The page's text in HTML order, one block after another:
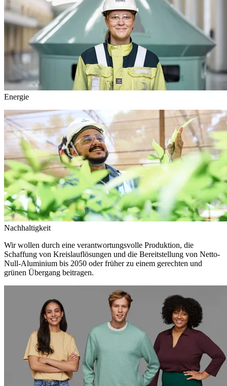
Energie
Nachhaltigkeit
Wir wollen durch eine verantwortungsvolle Produktion, die
Schaffung von Kreislauflösungen und die Bereitstellung von Netto-
Null-Aluminium bis 2050 oder früher zu einem gerechten und
grünen Übergang beitragen.